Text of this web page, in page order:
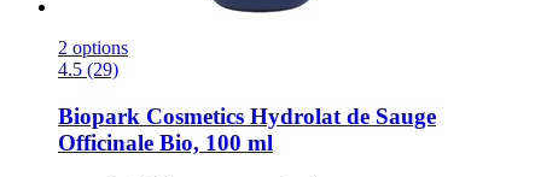
2 options
4.5 (29)
Biopark Cosmetics Hydrolat de Sauge
Officinale Bio, 100 ml